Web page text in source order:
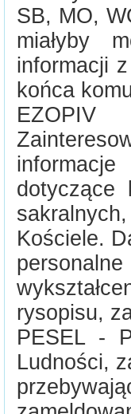
SB, MO,
miałyby
informacji
końca
dotyczące
Kościele.
rysopisu,
PESEL -
Ludności,